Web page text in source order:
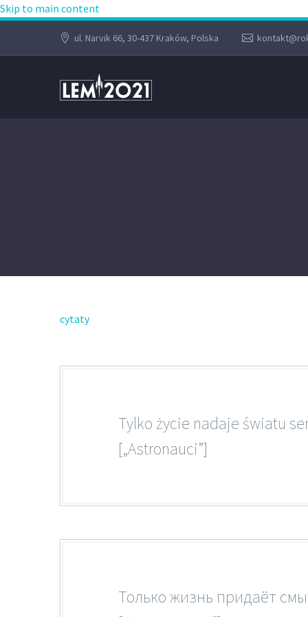
Skip to main content
ul. Narvik 66, 30-437 Kraków, Polska
cytaty
Tylko życie nadaje światu
[„Astronauci”]
Только жизнь придаёт